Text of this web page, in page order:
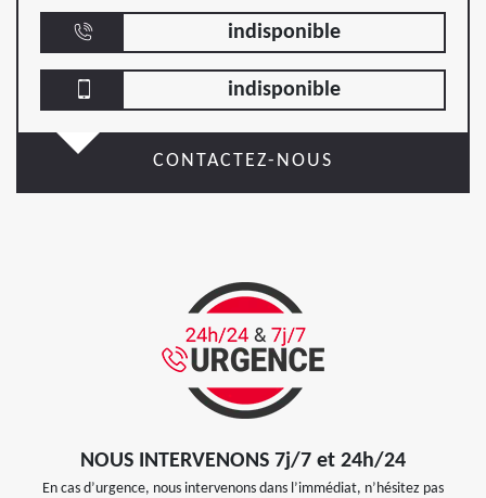
indisponible
indisponible
CONTACTEZ-NOUS
NOUS INTERVENONS 7j/7 et 24h/24
En cas d’urgence, nous intervenons dans l’immédiat, n’hésitez pas